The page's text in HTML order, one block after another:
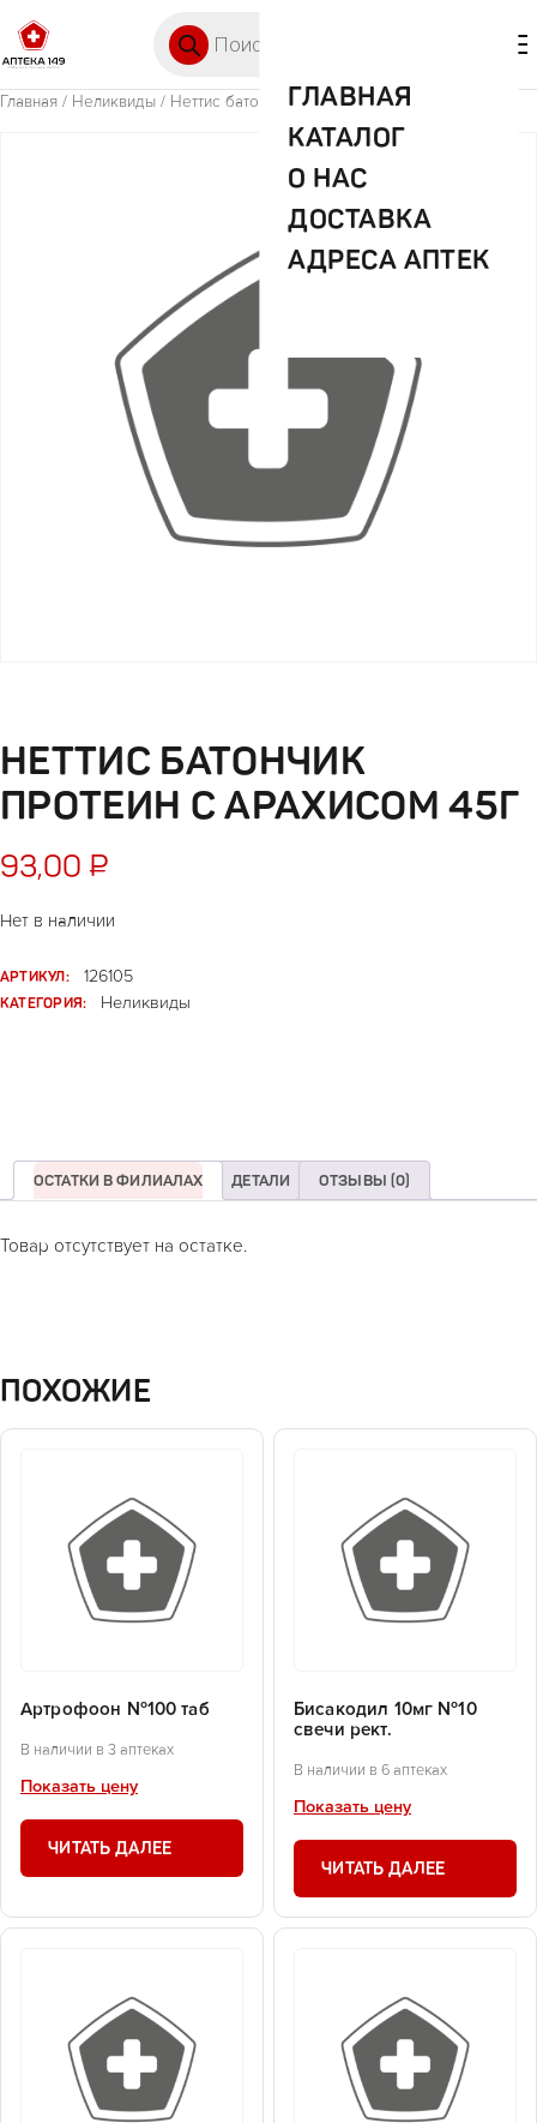
ГЛАВНАЯ
КАТАЛОГ
О НАС
ДОСТАВКА
АДРЕСА АПТЕК
Главная / Неликвиды / Неттис батончик протеин с арахисом 45г
НЕТТИС БАТОНЧИК
ПРОТЕИН С АРАХИСОМ 45Г
93,00 ₽
Нет в наличии
АРТИКУЛ:
126105
КАТЕГОРИЯ:
Неликвиды
ОСТАТКИ В ФИЛИАЛАХ ДЕТАЛИ ОТЗЫВЫ (0)
Товар отсутствует на остатке.
ПОХОЖИЕ
Артрофоон №100 таб
В наличии в 3 аптеках
Показать цену
ЧИТАТЬ ДАЛЕЕ
Бисакодил 10мг №10
свечи рект.
В наличии в 6 аптеках
Показать цену
ЧИТАТЬ ДАЛЕЕ